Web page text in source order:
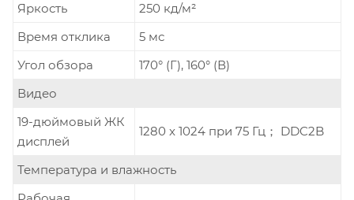
Яркость
250 кд/м²
Время отклика
5 мс
Угол обзора
170° (Г), 160° (В)
Видео
19-дюймовый ЖК
дисплей
1280 x 1024 при 75 Гц； DDC2B
Температура и влажность